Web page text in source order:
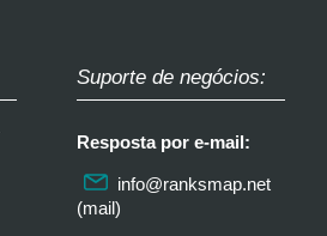
Suporte de negócios:
Resposta por e-mail:
info@ranksmap.net
(mail)